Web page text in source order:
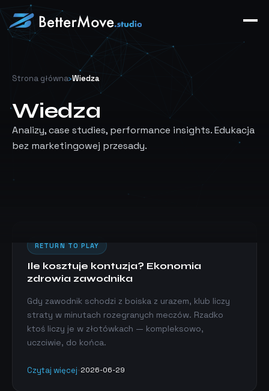
Strona główna›Wiedza
Wiedza
Analizy, case studies, performance insights. Edukacja
bez marketingowej przesady.
RETURN TO PLAY
Ile kosztuje kontuzja? Ekonomia
zdrowia zawodnika
Gdy zawodnik schodzi z boiska z urazem, klub liczy
straty w minutach rozegranych meczów. Rzadko
ktoś liczy je w złotówkach — kompleksowo,
uczciwie, do końca.
Czytaj więcej•2026-06-29